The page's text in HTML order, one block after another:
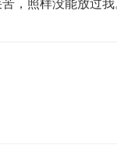
，照样没能放过我